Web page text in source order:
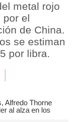
metal rojo
por el
de China.
se estiman
por libra.